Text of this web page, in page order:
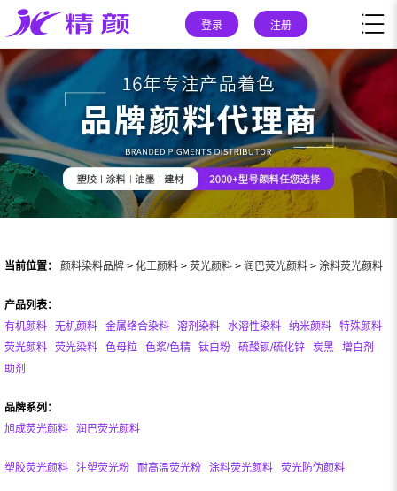
登录 注册
当前位置： 颜料染料品牌 > 化工颜料 > 荧光颜料 > 润巴荧光颜料 > 涂料荧光颜料
产品列表：
有机颜料
无机颜料 金属络合染料 溶剂染料 水溶性染料 纳米颜料
特殊颜料
荧光颜料
荧光染料 色母粒 色浆/色精 钛白粉 硫酸钡/硫化锌 炭黑
增白剂
助剂
品牌系列：
旭成荧光颜料
润巴荧光颜料
塑胶荧光颜料 注塑荧光粉 耐高温荧光粉 涂料荧光颜料 荧光防伪颜料